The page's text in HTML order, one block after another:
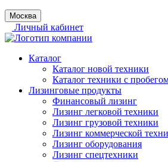
Москва
Личный кабинет
Каталог
Каталог новой техники
Каталог техники с
Лизинговые продукты
Финансовый лизинг
Лизинг легковой техники
Лизинг грузовой техники
Лизинг коммерческой
Лизинг оборудования
Лизинг спецтехники